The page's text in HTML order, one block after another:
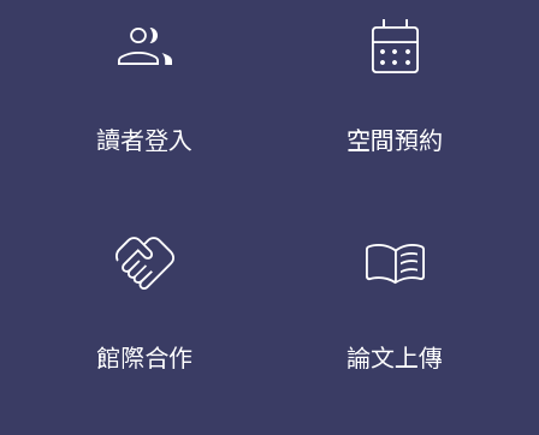
group
讀者登入
calendar_month
空間預約
handshake
館際合作
menu_book
論文上傳